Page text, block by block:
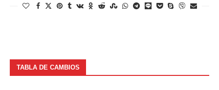
TABLA DE CAMBIOS